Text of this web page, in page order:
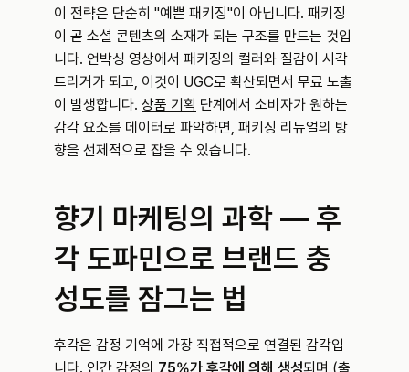
이 전략은 단순히 "예쁜 패키징"이 아닙니다. 패키징
이 곧 소셜 콘텐츠의 소재가 되는 구조를 만드는 것입
니다. 언박싱 영상에서 패키징의 컬러와 질감이 시각
트리거가 되고, 이것이 UGC로 확산되면서 무료 노출
이 발생합니다. 상품 기획 단계에서 소비자가 원하는
감각 요소를 데이터로 파악하면, 패키징 리뉴얼의 방
향을 선제적으로 잡을 수 있습니다.
향기 마케팅의 과학 — 후
각 도파민으로 브랜드 충
성도를 잠그는 법
후각은 감정 기억에 가장 직접적으로 연결된 감각입
니다. 인간 감정의 75%가 후각에 의해 생성되며 (출